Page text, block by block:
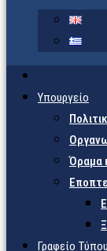
Υπουργείο
Όραμα
Γραφείο Τύπου